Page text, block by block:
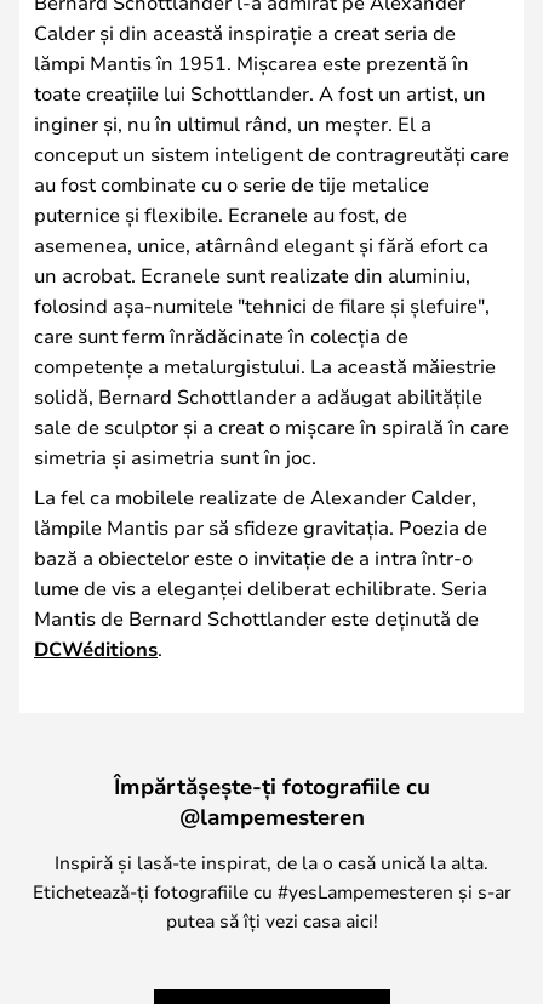
Calder și din această inspirație a creat seria de
lămpi Mantis în 1951. Mișcarea este prezentă în
toate creațiile lui Schottlander. A fost un artist, un
inginer și, nu în ultimul rând, un meșter. El a
conceput un sistem inteligent de contragreutăți care
au fost combinate cu o serie de tije metalice
puternice și flexibile. Ecranele au fost, de
asemenea, unice, atârnând elegant și fără efort ca
un acrobat. Ecranele sunt realizate din aluminiu,
folosind așa-numitele "tehnici de filare și șlefuire",
care sunt ferm înrădăcinate în colecția de
competențe a metalurgistului. La această măiestrie
solidă, Bernard Schottlander a adăugat abilitățile
sale de sculptor și a creat o mișcare în spirală în care
simetria și asimetria sunt în joc.
La fel ca mobilele realizate de Alexander Calder,
lămpile Mantis par să sfideze gravitația. Poezia de
bază a obiectelor este o invitație de a intra într-o
lume de vis a eleganței deliberat echilibrate. Seria
Mantis de Bernard Schottlander este deținută de
DCWéditions.
Împărtășește-ți fotografiile cu
@lampemesteren
Inspiră și lasă-te inspirat, de la o casă unică la alta.
Etichetează-ți fotografiile cu #yesLampemesteren și s-ar
putea să îți vezi casa aici!